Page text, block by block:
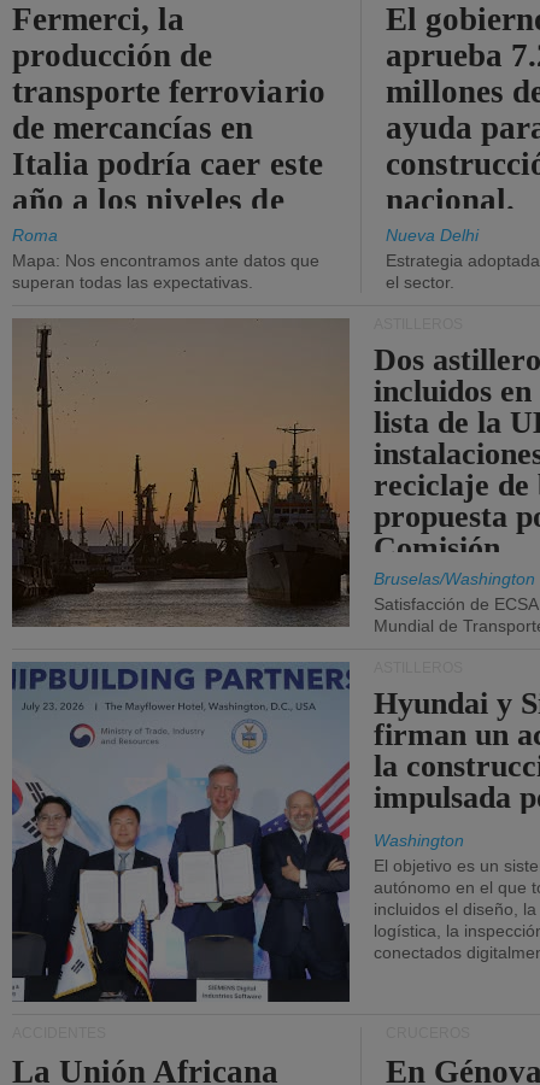
Fermerci, la
producción de
transporte ferroviario
de mercancías en
Italia podría caer este
año a los niveles de
2015.
Roma
Mapa: Nos encontramos ante datos que
superan todas las expectativas.
El
aprueba
millones
ayuda
nacional.
Nueva Delhi
Estrategia
el sector.
Dos
incluidos
lista de la
reciclaje de
propuesta
Comisión.
Bruselas/Washington
Satisfacción de
Mundial de
Hyundai y
firman un
la
impulsada
Washington
El objetivo es un
autónomo en el que
incluidos el diseño,
logística, la
conectados
La Unión Africana
En